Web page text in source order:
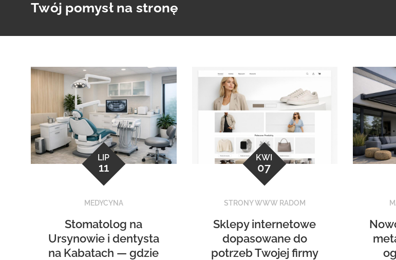
Twój pomysł na stronę
LIP
11
MEDYCYNA
Stomatolog na
Ursynowie i dentysta
na Kabatach — gdzie
KWI
07
STRONY WWW RADOM
Sklepy internetowe
dopasowane do
potrzeb Twojej firmy